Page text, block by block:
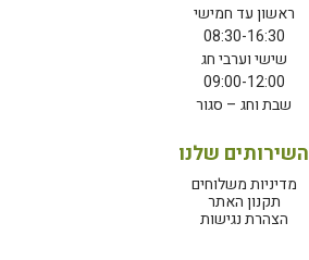
ראשון עד חמישי
08:30-16:30
שישי וערבי חג
09:00-12:00
שבת וחג – סגור
השירותים שלנו
מדיניות משלוחים
תקנון האתר
הצהרת נגישות